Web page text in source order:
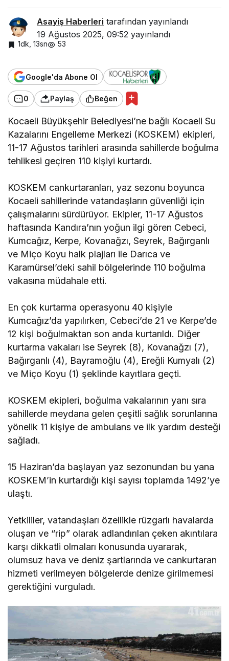
Asayiş Haberleri tarafından yayınlandı
19 Ağustos 2025, 09:52 yayınlandı
1dk, 13sn 53
Google'da Abone Ol
0 Paylaş Beğen
Kocaeli Büyükşehir Belediyesi’ne bağlı Kocaeli Su
Kazalarını Engelleme Merkezi (KOSKEM) ekipleri,
11-17 Ağustos tarihleri arasında sahillerde boğulma
tehlikesi geçiren 110 kişiyi kurtardı.
KOSKEM cankurtaranları, yaz sezonu boyunca
Kocaeli sahillerinde vatandaşların güvenliği için
çalışmalarını sürdürüyor. Ekipler, 11-17 Ağustos
haftasında Kandıra’nın yoğun ilgi gören Cebeci,
Kumcağız, Kerpe, Kovanağzı, Seyrek, Bağırganlı
ve Miço Koyu halk plajları ile Darıca ve
Karamürsel’deki sahil bölgelerinde 110 boğulma
vakasına müdahale etti.
En çok kurtarma operasyonu 40 kişiyle
Kumcağız’da yapılırken, Cebeci’de 21 ve Kerpe’de
12 kişi boğulmaktan son anda kurtarıldı. Diğer
kurtarma vakaları ise Seyrek (8), Kovanağzı (7),
Bağırganlı (4), Bayramoğlu (4), Ereğli Kumyalı (2)
ve Miço Koyu (1) şeklinde kayıtlara geçti.
KOSKEM ekipleri, boğulma vakalarının yanı sıra
sahillerde meydana gelen çeşitli sağlık sorunlarına
yönelik 11 kişiye de ambulans ve ilk yardım desteği
sağladı.
15 Haziran’da başlayan yaz sezonundan bu yana
KOSKEM’in kurtardığı kişi sayısı toplamda 1492’ye
ulaştı.
Yetkililer, vatandaşları özellikle rüzgarlı havalarda
oluşan ve “rip” olarak adlandırılan çeken akıntılara
karşı dikkatli olmaları konusunda uyararak,
olumsuz hava ve deniz şartlarında ve cankurtaran
hizmeti verilmeyen bölgelerde denize girilmemesi
gerektiğini vurguladı.